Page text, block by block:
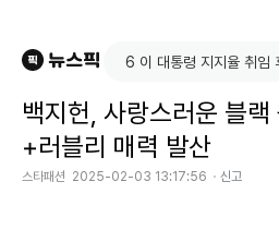
백지헌, 사랑스러운 블
+러블리 매력 발산
스타패션 2025-02-03 13:17:56 신고